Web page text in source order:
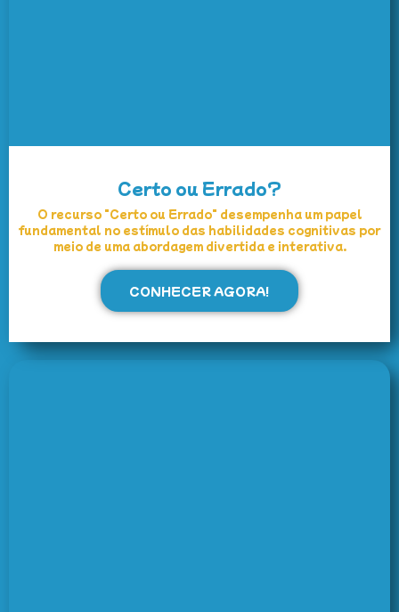
Certo ou Errado?
O recurso "Certo ou Errado" desempenha um papel
fundamental no estímulo das habilidades cognitivas por
meio de uma abordagem divertida e interativa.
CONHECER AGORA!